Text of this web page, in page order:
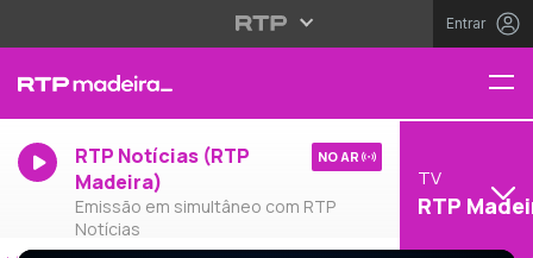
Entrar
RTP Notícias (RTP
Madeira)
Emissão em simultâneo com RTP
Notícias
NO AR
TV
RTP